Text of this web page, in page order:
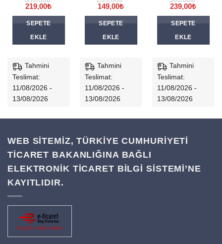
Orijinal
339,00₺.
219,00₺Şu
SEPETE
EKLE
Tahmini
Teslimat:
11/08/2026 -
13/08/2026
Orijinal
259,00₺.
149,00₺Şu
SEPETE
EKLE
Tahmini
Teslimat:
11/08/2026 -
13/08/2026
Orijinal
369,00₺.
239,00₺Şu
SEPETE
EKLE
Tahmini
Teslimat:
11/08/2026 -
13/08/2026
WEB SİTEMİZ, TÜRKİYE CUMHURİYETİ
TİCARET BAKANLIĞINA BAĞLI
ELEKTRONİK TİCARET BİLGİ SİSTEMİ’NE
KAYITLIDIR.